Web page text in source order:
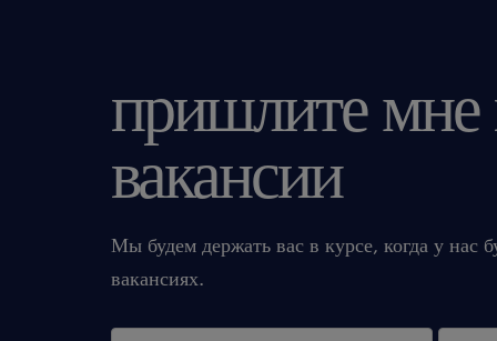
пришлите
вакансии
Мы будем держать вас в курсе, когда у нас
вакансиях.